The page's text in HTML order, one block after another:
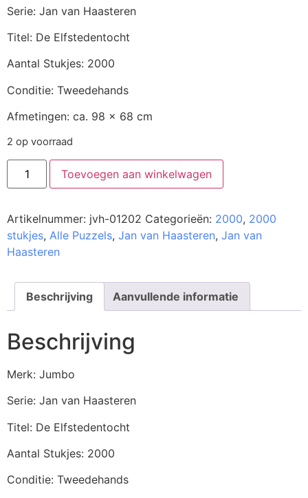
Serie: Jan van Haasteren
Titel: De Elfstedentocht
Aantal Stukjes: 2000
Conditie: Tweedehands
Afmetingen: ca. 98 x 68 cm
2 op voorraad
Toevoegen aan winkelwagen
Artikelnummer: jvh-01202 Categorieën: 2000, 2000
stukjes, Alle Puzzels, Jan van Haasteren, Jan van
Haasteren
Beschrijving Aanvullende informatie
Beschrijving
Merk: Jumbo
Serie: Jan van Haasteren
Titel: De Elfstedentocht
Aantal Stukjes: 2000
Conditie: Tweedehands